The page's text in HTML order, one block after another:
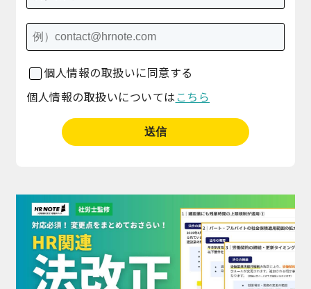
個人情報の取扱いに同意する
個人情報の取扱いについては こちら